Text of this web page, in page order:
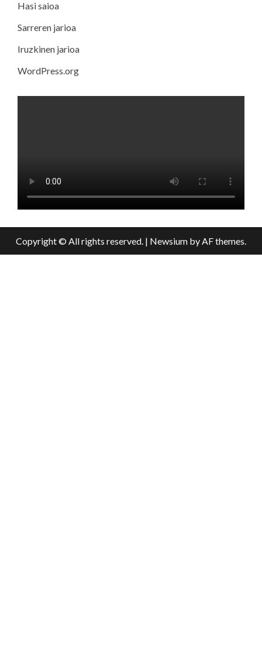
Hasi saioa
Sarreren jarioa
Iruzkinen jarioa
WordPress.org
Copyright © All rights reserved. | Newsium by AF themes.